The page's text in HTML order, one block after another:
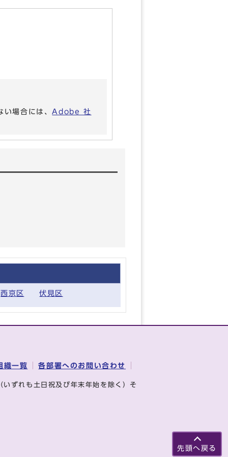
い場合には、Adobe 社
西京区 伏見区
先頭へ戻る
織一覧 各部署へのお問い合わせ
いずれも土日祝及び年末年始を除く）そ